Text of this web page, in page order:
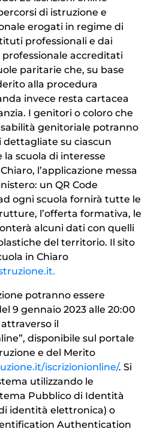
di istruzione e
erogati in regime di
professionali e dai
accreditati
paritarie che, su base
alla procedura
invece resta cartacea
I genitori o coloro che
genitoriale potranno
su ciascun
scuola di interesse
l’applicazione messa
un QR Code
ogni scuola fornirà tutte le
l’offerta formativa, le
alcuni dati con quelli
del territorio. Il sito
in Chiaro
potranno essere
9 gennaio 2023 alle 20:00
il
disponibile sul portale
e del Merito
iscrizionionline/. Si
utilizzando le
Pubblico di Identità
identità elettronica) o
Authentication